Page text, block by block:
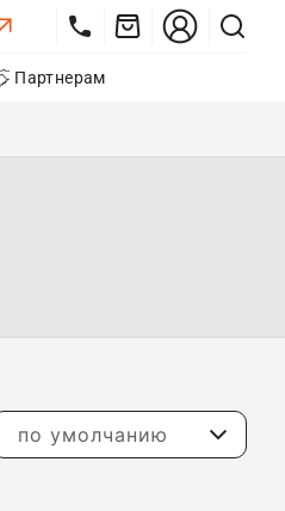
Партнерам
по умолчанию